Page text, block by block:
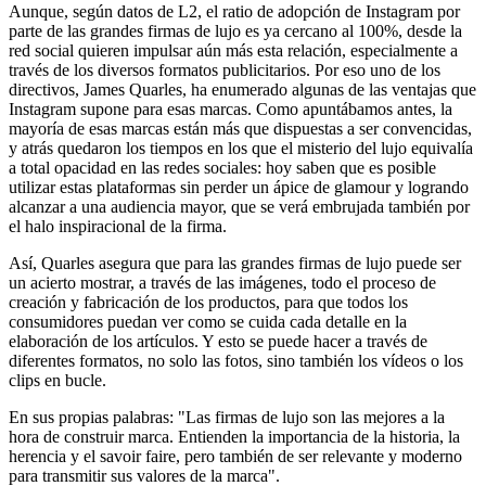
Aunque, según datos de L2, el ratio de adopción de Instagram por
parte de las grandes firmas de lujo es ya cercano al 100%, desde la
red social quieren impulsar aún más esta relación, especialmente a
través de los diversos formatos publicitarios. Por eso uno de los
directivos, James Quarles, ha enumerado algunas de las ventajas que
Instagram supone para esas marcas. Como apuntábamos antes, la
mayoría de esas marcas están más que dispuestas a ser convencidas,
y atrás quedaron los tiempos en los que el misterio del lujo equivalía
a total opacidad en las redes sociales: hoy saben que es posible
utilizar estas plataformas sin perder un ápice de glamour y logrando
alcanzar a una audiencia mayor, que se verá embrujada también por
el halo inspiracional de la firma.
Así, Quarles asegura que para las grandes firmas de lujo puede ser
un acierto mostrar, a través de las imágenes, todo el proceso de
creación y fabricación de los productos, para que todos los
consumidores puedan ver como se cuida cada detalle en la
elaboración de los artículos. Y esto se puede hacer a través de
diferentes formatos, no solo las fotos, sino también los vídeos o los
clips en bucle.
En sus propias palabras: "Las firmas de lujo son las mejores a la
hora de construir marca. Entienden la importancia de la historia, la
herencia y el savoir faire, pero también de ser relevante y moderno
para transmitir sus valores de la marca".